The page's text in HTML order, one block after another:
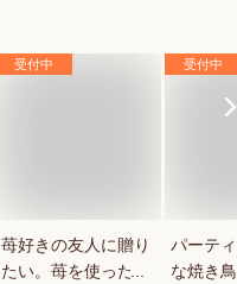
受付中
苺好きの友人に贈り
たい。苺を使ったお
受付中
パーテ
な焼き